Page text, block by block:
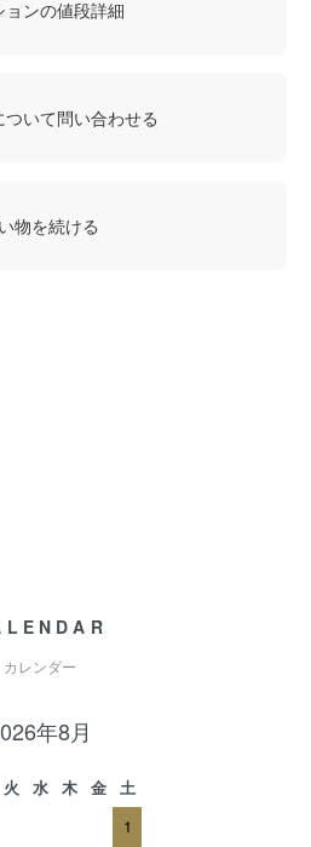
ョンの値段詳細
ついて問い合わせる
物を続ける
カレンダー
年8月
火 水 木 金
土
1